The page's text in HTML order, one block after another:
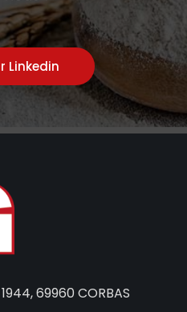
Linkedin
69960 CORBAS